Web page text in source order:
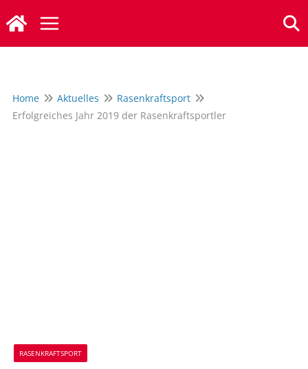
Inhalt
springen
Home Aktuelles
Rasenkraftsport
Erfolgreiches Jahr 2019 der Rasenkraftsportler
RASENKRAFTSPORT